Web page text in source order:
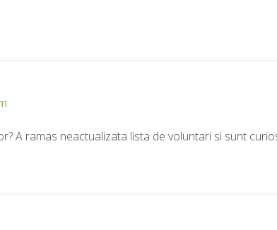
A ramas neactualizata lista de voluntari si sunt